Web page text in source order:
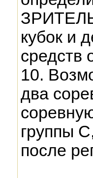
кубок и
средств
10.
два
группы
после